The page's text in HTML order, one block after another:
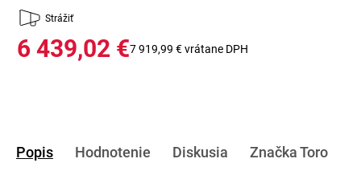
6 439,02 €7 919,99 € vrátane DPH
Strážiť
Popis Hodnotenie Diskusia ZnačkaToro